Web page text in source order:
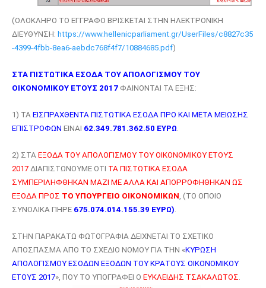
(ΟΛΟΚΛΗΡΟ ΤΟ ΕΓΓΡΑΦΟ ΒΡΙΣΚΕΤΑΙ ΣΤΗΝ ΗΛΕΚΤΡΟΝΙΚΗ
ΔΙΕΥΘΥΝΣΗ: https://www.hellenicparliament.gr/UserFiles/c8827c35
-4399-4fbb-8ea6-aebdc768f4f7/10884685.pdf)
ΣΤΑ ΠΙΣΤΩΤΙΚΑ ΕΣΟΔΑ ΤΟΥ ΑΠΟΛΟΓΙΣΜΟΥ ΤΟΥ
ΟΙΚΟΝΟΜΙΚΟΥ ΕΤΟΥΣ 2017 ΦΑΙΝΟΝΤΑΙ ΤΑ ΕΞΗΣ:
1) ΤΑ ΕΙΣΠΡΑΧΘΕΝΤΑ ΠΙΣΤΩΤΙΚΑ ΕΣΟΔΑ ΠΡΟ ΚΑΙ ΜΕΤΑ ΜΕΙΩΣΗΣ
ΕΠΙΣΤΡΟΦΩΝ ΕΙΝΑΙ 62.349.781.362.50 ΕΥΡΩ.
2) ΣΤΑ ΕΞΟΔΑ ΤΟΥ ΑΠΟΛΟΓΙΣΜΟΥ ΤΟΥ ΟΙΚΟΝΟΜΙΚΟΥ ΕΤΟΥΣ
2017 ΔΙΑΠΙΣΤΩΝΟΥΜΕ ΟΤΙ ΤΑ ΠΙΣΤΩΤΙΚΑ ΕΣΟΔΑ
ΣΥΜΠΕΡΙΛΗΦΘΗΚΑΝ ΜΑΖΙ ΜΕ ΑΛΛΑ ΚΑΙ ΑΠΟΡΡΟΦΗΘΗΚΑΝ ΩΣ
ΕΞΟΔΑ ΠΡΟΣ ΤΟ ΥΠΟΥΡΓΕΙΟ ΟΙΚΟΝΟΜΙΚΩΝ, (ΤΟ ΟΠΟΙΟ
ΣΥΝΟΛΙΚΑ ΠΗΡΕ 675.074.014.155.39 ΕΥΡΩ).
ΣΤΗΝ ΠΑΡΑΚΑΤΩ ΦΩΤΟΓΡΑΦΙΑ ΔΕΙΧΝΕΤΑΙ ΤΟ ΣΧΕΤΙΚΟ
ΑΠΟΣΠΑΣΜΑ ΑΠΟ ΤΟ ΣΧΕΔΙΟ ΝΟΜΟΥ ΓΙΑ ΤΗΝ «ΚΥΡΩΣΗ
ΑΠΟΛΟΓΙΣΜΟΥ ΕΣΟΔΩΝ ΕΞΟΔΩΝ ΤΟΥ ΚΡΑΤΟΥΣ ΟΙΚΟΝΟΜΙΚΟΥ
ΕΤΟΥΣ 2017», ΠΟΥ ΤΟ ΥΠΟΓΡΑΦΕΙ Ο ΕΥΚΛΕΙΔΗΣ ΤΣΑΚΑΛΩΤΟΣ.